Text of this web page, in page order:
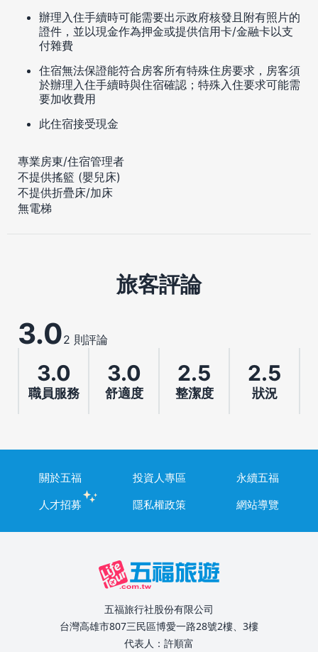
辦理入住手續時可能需要出示政府核發且附有照片的
證件，並以現金作為押金或提供信用卡/金融卡以支
付雜費
住宿無法保證能符合房客所有特殊住房要求，房客須
於辦理入住手續時與住宿確認；特殊入住要求可能需
要加收費用
此住宿接受現金
專業房東/住宿管理者
不提供搖籃 (嬰兒床)
不提供折疊床/加床
無電梯
旅客評論
3.02 則評論
3.0
職員服務
3.0
舒適度
2.5
整潔度
2.5
狀況
關於五福 投資人專區
永續五福
人才招募
隱私權政策 網站導覽
五福旅行社股份有限公司
台灣高雄市807三民區博愛一路28號2樓、3樓
代表人：許順富